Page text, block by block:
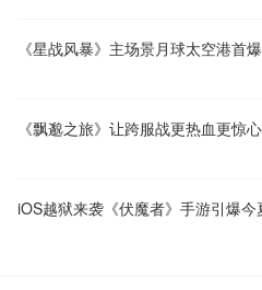
《星战风暴》主场景月球太空港首爆
《飘邈之旅》让跨服战更热血更惊心